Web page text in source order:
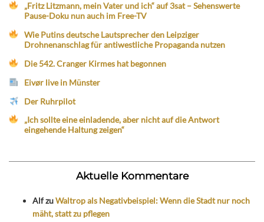
„Fritz Litzmann, mein Vater und ich“ auf 3sat – Sehenswerte
Pause-Doku nun auch im Free-TV
Wie Putins deutsche Lautsprecher den Leipziger
Drohnenanschlag für antiwestliche Propaganda nutzen
Die 542. Cranger Kirmes hat begonnen
Eivør live in Münster
Der Ruhrpilot
„Ich sollte eine einladende, aber nicht auf die Antwort
eingehende Haltung zeigen“
Aktuelle Kommentare
AlfzuWaltrop als Negativbeispiel: Wenn die Stadt nur noch
mäht, statt zu pflegen